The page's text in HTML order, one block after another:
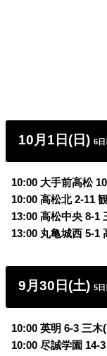
10月1日(日)6日
10:00 大手前高松
10:00 高松北 2-11
13:00 高松中央 8-1
13:00 丸亀城西 5-1
9月30日(土)5日
10:00 英明 6-3 三木
10:00 尽誠学園 14-